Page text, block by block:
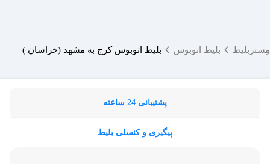
مِستربلیط بلیط اتوبوس بلیط اتوبوس کرج به مشهد (خراسان )
پشتیبانی 24 ساعته
پیگیری و کنسلی بلیط